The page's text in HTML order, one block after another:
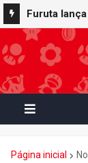
Furuta
Mario Party
Edition +
Página inicial